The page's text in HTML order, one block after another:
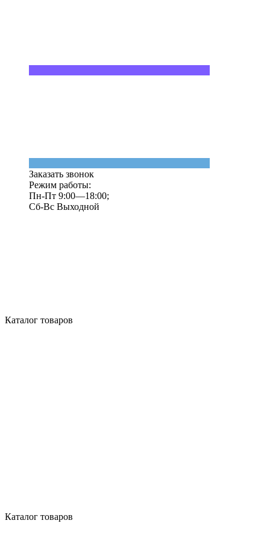
Заказать звонок
Режим работы:
Пн-Пт 9:00—18:00;
Сб-Вс Выходной
Каталог товаров
Каталог товаров